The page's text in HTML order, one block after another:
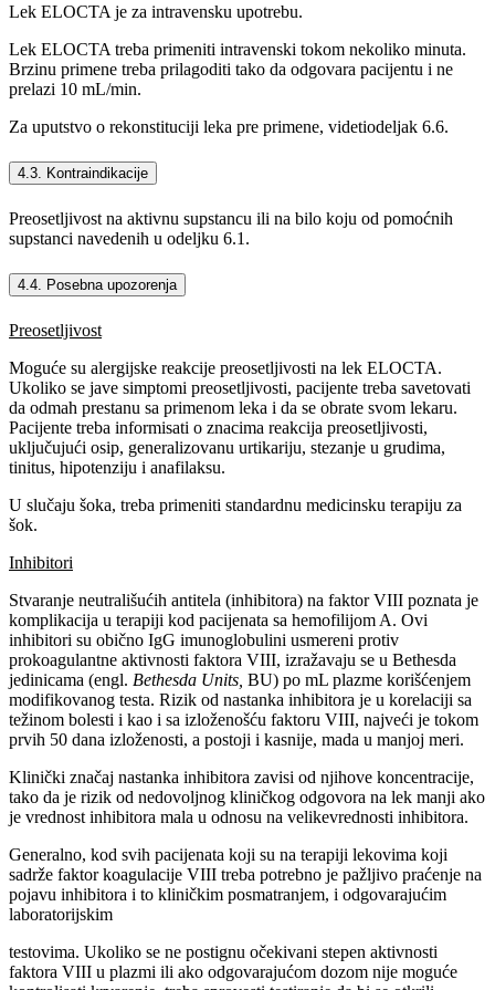
Lek ELOCTA je za intravensku upotrebu.
Lek ELOCTA treba primeniti intravenski tokom nekoliko minuta.
Brzinu primene treba prilagoditi tako da odgovara pacijentu i ne
prelazi 10 mL/min.
Za uputstvo o rekonstituciji leka pre primene, videtiodeljak 6.6.
4.3. Kontraindikacije
Preosetljivost na aktivnu supstancu ili na bilo koju od pomoćnih
supstanci navedenih u odeljku 6.1.
4.4. Posebna upozorenja
Preosetljivost
Moguće su alergijske reakcije preosetljivosti na lek ELOCTA.
Ukoliko se jave simptomi preosetljivosti, pacijente treba savetovati
da odmah prestanu sa primenom leka i da se obrate svom lekaru.
Pacijente treba informisati o znacima reakcija preosetljivosti,
uključujući osip, generalizovanu urtikariju, stezanje u grudima,
tinitus, hipotenziju i anafilaksu.
U slučaju šoka, treba primeniti standardnu medicinsku terapiju za
šok.
Inhibitori
Stvaranje neutrališućih antitela (inhibitora) na faktor VIII poznata je
komplikacija u terapiji kod pacijenata sa hemofilijom A. Ovi
inhibitori su obično IgG imunoglobulini usmereni protiv
prokoagulantne aktivnosti faktora VIII, izražavaju se u Bethesda
jedinicama (engl. Bethesda Units, BU) po mL plazme korišćenjem
modifikovanog testa. Rizik od nastanka inhibitora je u korelaciji sa
težinom bolesti i kao i sa izloženošću faktoru VIII, najveći je tokom
prvih 50 dana izloženosti, a postoji i kasnije, mada u manjoj meri.
Klinički značaj nastanka inhibitora zavisi od njihove koncentracije,
tako da je rizik od nedovoljnog kliničkog odgovora na lek manji ako
je vrednost inhibitora mala u odnosu na velikevrednosti inhibitora.
Generalno, kod svih pacijenata koji su na terapiji lekovima koji
sadrže faktor koagulacije VIII treba potrebno je pažljivo praćenje na
pojavu inhibitora i to kliničkim posmatranjem, i odgovarajućim
laboratorijskim
testovima. Ukoliko se ne postignu očekivani stepen aktivnosti
faktora VIII u plazmi ili ako odgovarajućom dozom nije moguće